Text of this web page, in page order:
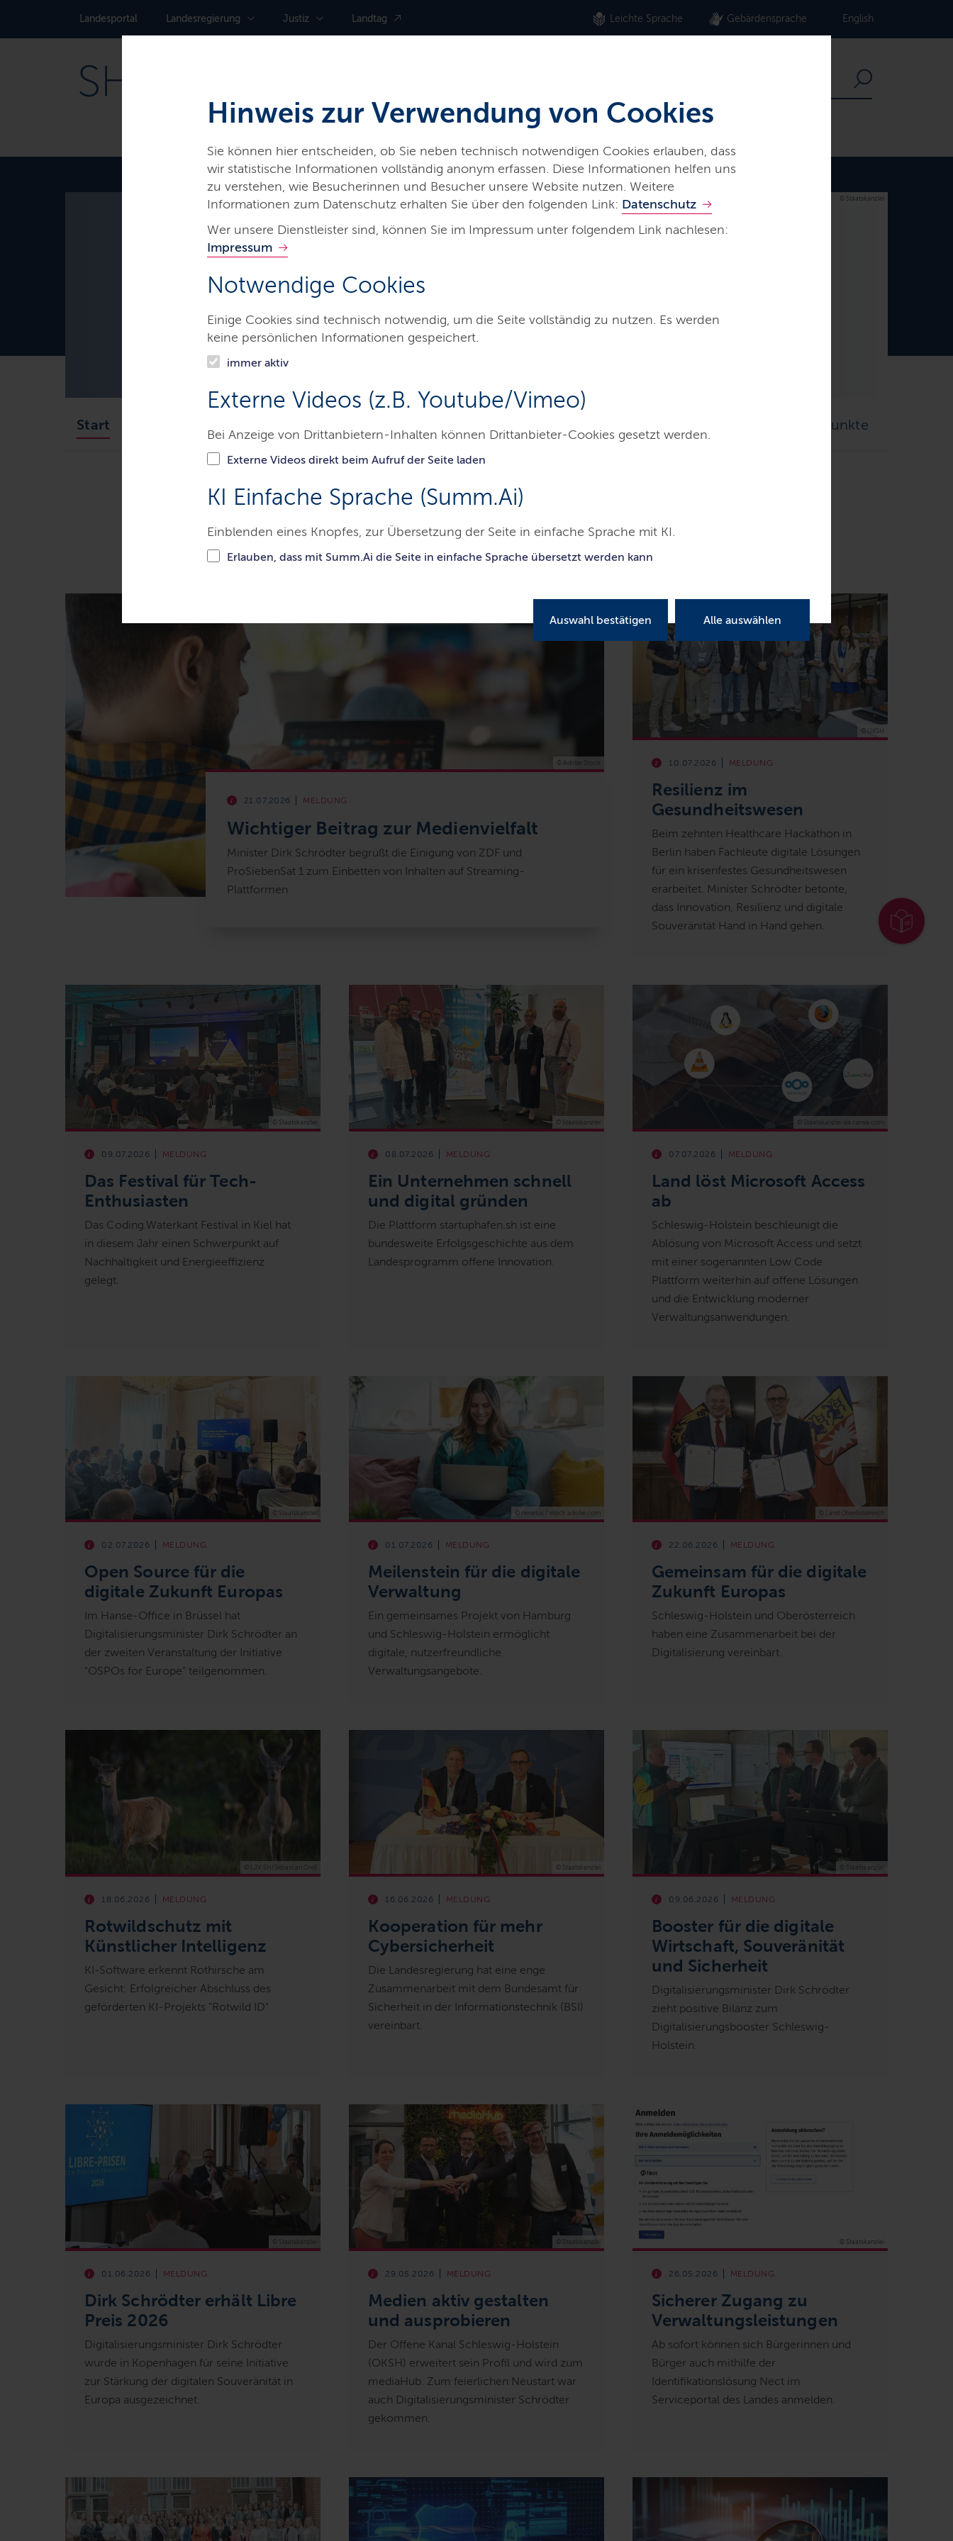
Hinweis zur Verwendung von Cookies
Sie können hier entscheiden, ob Sie neben technisch notwendigen Cookies erlauben, dass
wir statistische Informationen vollständig anonym erfassen. Diese Informationen helfen uns
zu verstehen, wie Besucherinnen und Besucher unsere Website nutzen. Weitere
Informationen zum Datenschutz erhalten Sie über den folgenden Link: Datenschutz
Wer unsere Dienstleister sind, können Sie im Impressum unter folgendem Link nachlesen:
Impressum
Notwendige Cookies
Einige Cookies sind technisch notwendig, um die Seite vollständig zu nutzen. Es werden
keine persönlichen Informationen gespeichert.
immer aktiv
Externe Videos (z.B. Youtube/Vimeo)
Bei Anzeige von Drittanbietern-Inhalten können Drittanbieter-Cookies gesetzt werden.
Externe Videos direkt beim Aufruf der Seite laden
KI Einfache Sprache (Summ.Ai)
Einblenden eines Knopfes, zur Übersetzung der Seite in einfache Sprache mit KI.
Erlauben, dass mit Summ.Ai die Seite in einfache Sprache übersetzt werden kann
Auswahl bestätigen Alle auswählen
Landes­portal Landes­regierung Justiz Landtag Leichte Sprache Gebärdensprache English
Digitalisierung –
Zukunftsthema für
Schleswig-Holstein
© Staatskanzlei
Start Digitale Knotenpunkte
Digitalisierung Digitalisierung in Schleswig-Holstein
Alle Meldungen zur Digitalisierung in Schleswig-Holstein
Wichtiger Beitrag zur Medienvielfalt
21.07.2026 MELDUNG
Minister Dirk Schrödter begrüßt die Einigung von ZDF und
ProSiebenSat 1 zum Einbetten von Inhalten auf Streaming-
Plattformen
© Adobe Stock
Resilienz im
Gesundheitswesen
10.07.2026 MELDUNG
Beim zehnten Healthcare Hackathon in
Berlin haben Fachleute digitale Lösungen
für ein krisenfestes Gesundheitswesen
erarbeitet. Minister Schrödter betonte,
dass Innovation, Resilienz und digitale
Souveränität Hand in Hand gehen.
© UKSH
Das Festival für Tech-
Enthusiasten
09.07.2026 MELDUNG
Das Coding.Waterkant Festival in Kiel hat
in diesem Jahr einen Schwerpunkt auf
Nachhaltigkeit und Energieeffizienz
gelegt.
© Staatskanzlei
Ein Unternehmen schnell
und digital gründen
08.07.2026 MELDUNG
Die Plattform startuphafen.sh ist eine
bundesweite Erfolgsgeschichte aus dem
Landesprogramm offene Innovation.
© Staatskanzlei
Land löst Microsoft Access
ab
07.07.2026 MELDUNG
Schleswig-Holstein beschleunigt die
Ablösung von Microsoft Access und setzt
mit einer sogenannten Low Code
Plattform weiterhin auf offene Lösungen
und die Entwicklung moderner
Verwaltungsanwendungen.
© Staatskanzlei via canva.com
Open Source für die
digitale Zukunft Europas
02.07.2026 MELDUNG
Im Hanse-Office in Brüssel hat
Digitalisierungsminister Dirk Schrödter an
der zweiten Veranstaltung der Initiative
"OSPOs for Europe" teilgenommen.
© Staatskanzlei
Meilenstein für die digitale
Verwaltung
01.07.2026 MELDUNG
Ein gemeinsames Projekt von Hamburg
und Schleswig-Holstein ermöglicht
digitale, nutzerfreundliche
Verwaltungsangebote.
© nenetus / stock.adobe.com
Gemeinsam für die digitale
Zukunft Europas
22.06.2026 MELDUNG
Schleswig-Holstein und Oberösterreich
haben eine Zusammenarbeit bei der
Digitalisierung vereinbart.
© Land Oberösterreich
Rotwildschutz mit
Künstlicher Intelligenz
18.06.2026 MELDUNG
KI-Software erkennt Rothirsche am
Gesicht: Erfolgreicher Abschluss des
geförderten KI-Projekts "Rotwild ID"
© LJV SH/Sebastian Grell
Kooperation für mehr
Cybersicherheit
16.06.2026 MELDUNG
Die Landesregierung hat eine enge
Zusammenarbeit mit dem Bundesamt für
Sicherheit in der Informationstechnik (BSI)
vereinbart.
© Staatskanzlei
Booster für die digitale
Wirtschaft, Souveränität
und Sicherheit
09.06.2026 MELDUNG
Digitalisierungsminister Dirk Schrödter
zieht positive Bilanz zum
Digitalisierungsbooster Schleswig-
Holstein.
© Staatskanzlei
Dirk Schrödter erhält Libre
Preis 2026
01.06.2026 MELDUNG
Digitalisierungsminister Dirk Schrödter
wurde in Kopenhagen für seine Initiative
zur Stärkung der digitalen Souveränität in
Europa ausgezeichnet.
© Staatskanzlei
Medien aktiv gestalten
und ausprobieren
29.05.2026 MELDUNG
Der Offene Kanal Schleswig-Holstein
(OKSH) erweitert sein Profil und wird zum
mediaHub. Zum feierlichen Neustart war
auch Digitalisierungsminister Schrödter
gekommen.
© Staatskanzlei
Sicherer Zugang zu
Verwaltungsleistungen
26.05.2026 MELDUNG
Ab sofort können sich Bürgerinnen und
Bürger auch mithilfe der
Identifikationslösung Nect im
Serviceportal des Landes anmelden.
© Staatskanzlei